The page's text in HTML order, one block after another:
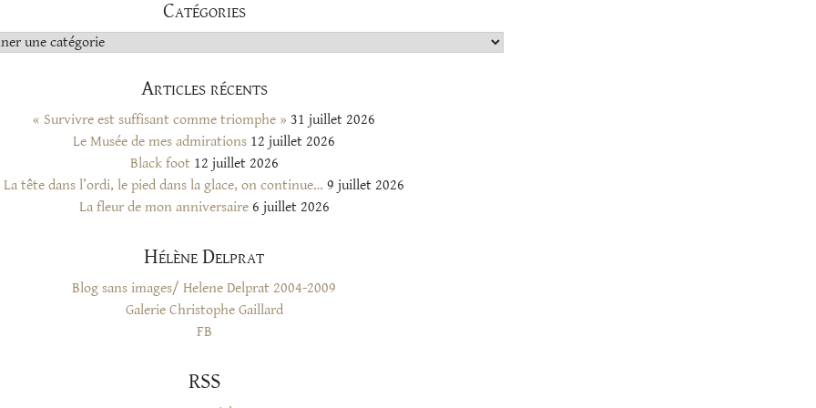
Catégories
Articles récents
« Survivre est suffisant comme triomphe » 31 juillet 2026
Le Musée de mes admirations 12 juillet 2026
Black foot 12 juillet 2026
La tête dans l’ordi, le pied dans la glace, on continue… 9 juillet 2026
La fleur de mon anniversaire 6 juillet 2026
Hélène Delprat
Blog sans images/ Helene Delprat 2004-2009
Galerie Christophe Gaillard
FB
RSS